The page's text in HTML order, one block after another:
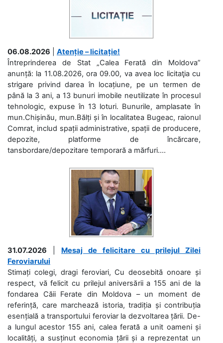
06.08.2026
Atenție – licitație!
Întreprinderea de Stat „Calea Ferată din Moldova”
anunță: la 11.08.2026, ora 09.00, va avea loc licitaţia cu
strigare privind darea în locațiune, pe un termen de
până la 3 ani, a 13 bunuri imobile neutilizate în procesul
tehnologic, expuse în 13 loturi. Bunurile, amplasate în
mun.Chișinău, mun.Bălți și în localitatea Bugeac, raionul
Comrat, includ spații administrative, spații de producere,
depozite, platforme de încărcare,
tansbordare/depozitare temporară a mărfuri....
31.07.2026
Mesaj de felicitare cu prilejul Zilei
Feroviarului
Stimați colegi, dragi feroviari, Cu deosebită onoare și
respect, vă felicit cu prilejul aniversării a 155 ani de la
fondarea Căii Ferate din Moldova – un moment de
referință, care marchează istoria, tradiția și contribuția
esențială a transportului feroviar la dezvoltarea țării. De-
a lungul acestor 155 ani, calea ferată a unit oameni și
localități, a susținut economia țării și a reprezentat un